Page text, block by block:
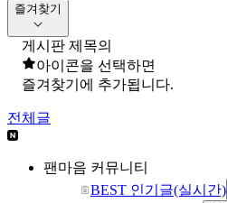
즐겨찾기
게시판 제목의
아이콘을 선택하면
즐겨찾기에 추가됩니다.
전체글
팬마음 커뮤니티
BEST 인기글(실시간)